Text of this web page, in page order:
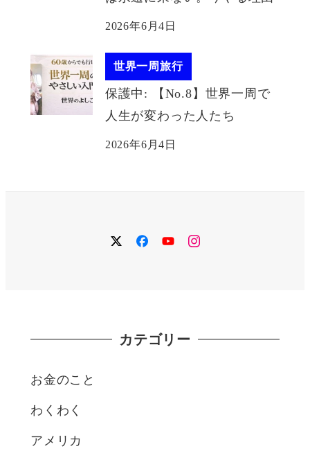
2026年6月4日
世界一周旅行
保護中: 【No.8】世界一周で
人生が変わった人たち
2026年6月4日
twitterfacebook
YouTubeinstagram
カテゴリー
お金のこと
わくわく
アメリカ